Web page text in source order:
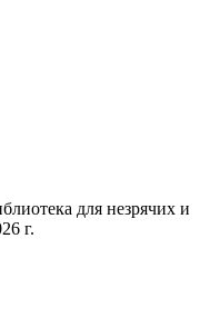
для незрячих и
г.